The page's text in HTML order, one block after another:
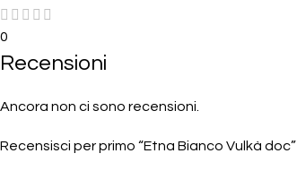
0
Recensioni
Ancora non ci sono recensioni.
Recensisci per primo “Etna Bianco Vulkà doc”